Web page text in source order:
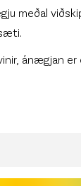
meðal
ánægjan er